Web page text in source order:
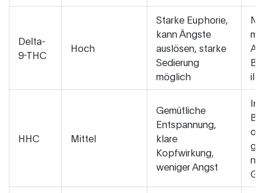
Delta-
9-THC
Hoch
Starke Euphorie,
kann Ängste
auslösen, starke
Sedierung
möglich
HHC Mittel
Gemütliche
Entspannung,
klare
Kopfwirkung,
weniger Angst
In